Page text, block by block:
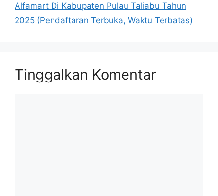
Alfamart Di Kabupaten Pulau Taliabu Tahun
2025 (Pendaftaran Terbuka, Waktu Terbatas)
Tinggalkan Komentar